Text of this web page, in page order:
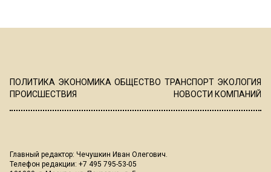
ПОЛИТИКА ЭКОНОМИКА ОБЩЕСТВО ТРАНСПОРТ ЭКОЛОГИЯ
ПРОИСШЕСТВИЯ
НОВОСТИ КОМПАНИЙ
Главный редактор: Чечушкин Иван Олегович.
Телефон редакции: +7 495 795-53-05